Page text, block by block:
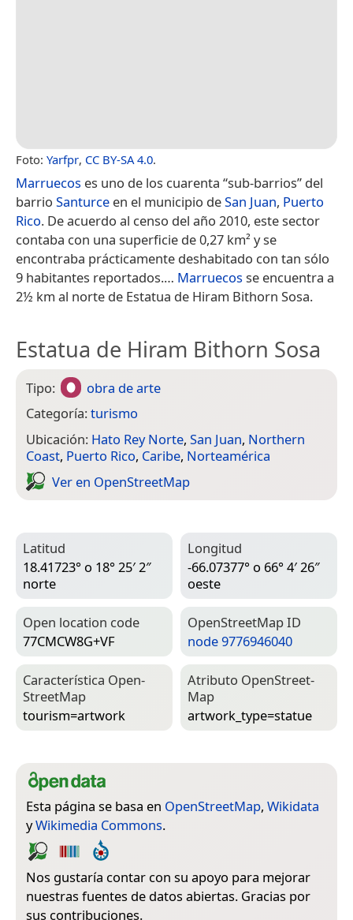
Foto: Yarfpr, CC BY-SA 4.0.
Marruecos es uno de los cuarenta “sub-barrios” del
barrio Santurce en el municipio deSan Juan, Puerto
Rico. De acuerdo al censo del año 2010, este sector
contaba con una superficie de 0,27 km² y se
encontraba prácticamente deshabitado con tan sólo
9 habitantes reportados.​… Marruecosse encuentra a
2½ km al norte de Estatua de Hiram Bithorn Sosa.
Estatua de Hiram Bithorn Sosa
Tipo:
obra de arte
Categoría:turismo
Ubicación: Hato Rey Norte, San Juan, Northern
Coast, Puerto Rico, Caribe, Norteamérica
Ver en Open­Street­Map
Latitud
18.41723° o 18° 25′ 2″
norte
Longitud
-66.07377° o 66° 4′ 26″
oeste
Open location code
77CMCW8G+VF
Open­Street­Map ID
node 9776946040
Característica Open­
Street­Map
tourism=­artwork
Atributo Open­Street­
Map
artwork_type=­statue
Esta página se basa en OpenStreetMap, Wikidata
yWikimedia Commons.
Nos gustaría contar con su apoyo para mejorar
nuestras fuentes de datos abiertas. Gracias por
sus contribuciones.